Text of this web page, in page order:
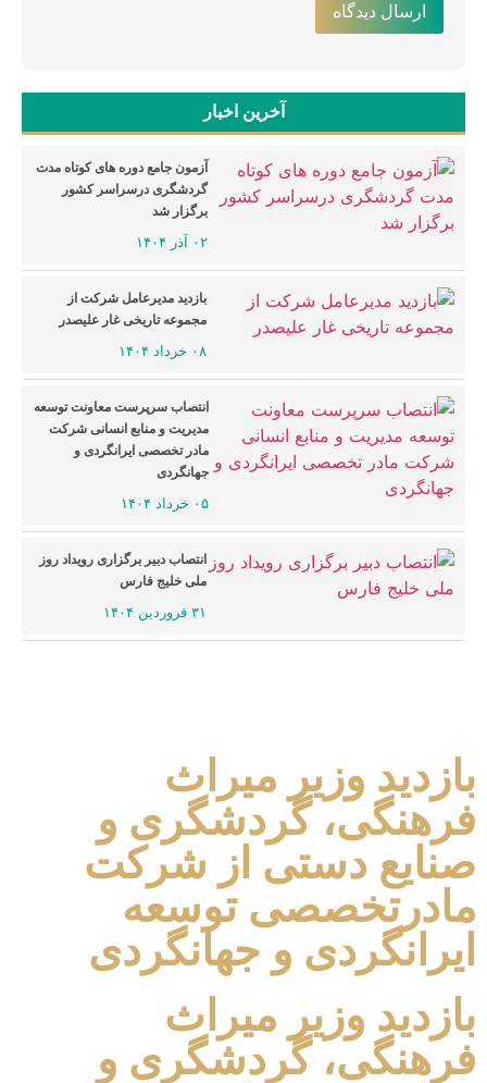
آخرین اخبار
آزمون جامع دوره های کوتاه مدت
گردشگری درسراسر کشور
برگزار شد
۰۲ آذر ۱۴۰۴
بازدید مدیرعامل شرکت از
مجموعه تاریخی غار علیصدر
۰۸ خرداد ۱۴۰۴
انتصاب سرپرست معاونت توسعه
مدیریت و منابع انسانی شرکت
مادر تخصصی ایرانگردی و
جهانگردی
۰۵ خرداد ۱۴۰۴
انتصاب دبیر برگزاری رویداد روز
ملی خلیج فارس
۳۱ فروردین ۱۴۰۴
بازدید وزیر میراث
فرهنگی، گردشگری و
صنایع دستی از شرکت
مادرتخصصی توسعه
ایرانگردی و جهانگردی
بازدید وزیر میراث
فرهنگی، گردشگری و